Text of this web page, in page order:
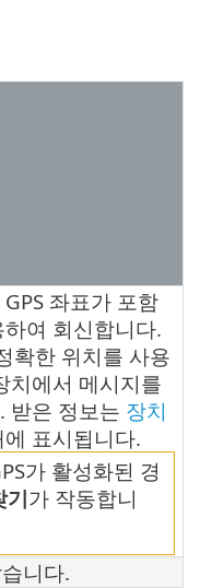
좌표가 포함
여 회신합니다.
확한 위치를 사용
치에서 메시지를
받은 정보는 장치
에 표시됩니다.
가 활성화된 경
기가 작동합니
니다.